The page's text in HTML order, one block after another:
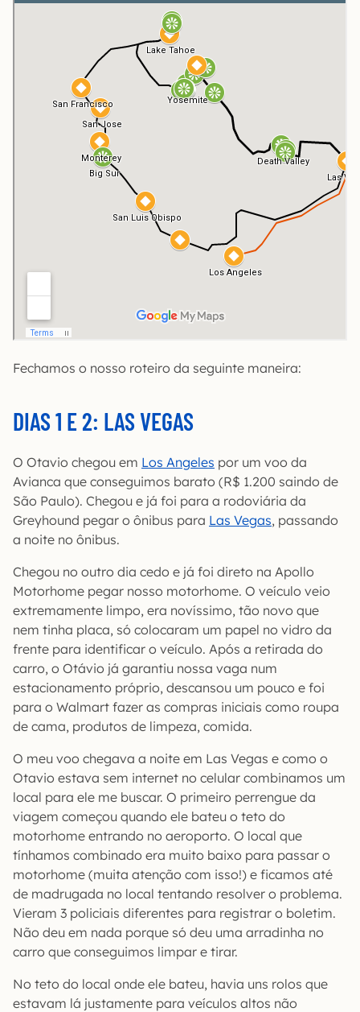
Fechamos o nosso roteiro da seguinte maneira:
DIAS 1 E 2: LAS VEGAS
O Otavio chegou em Los Angeles por um voo da
Avianca que conseguimos barato (R$ 1.200 saindo de
São Paulo). Chegou e já foi para a rodoviária da
Greyhound pegar o ônibus para Las Vegas, passando
a noite no ônibus.
Chegou no outro dia cedo e já foi direto na Apollo
Motorhome pegar nosso motorhome. O veículo veio
extremamente limpo, era novíssimo, tão novo que
nem tinha placa, só colocaram um papel no vidro da
frente para identificar o veículo. Após a retirada do
carro, o Otávio já garantiu nossa vaga num
estacionamento próprio, descansou um pouco e foi
para o Walmart fazer as compras iniciais como roupa
de cama, produtos de limpeza, comida.
O meu voo chegava a noite em Las Vegas e como o
Otavio estava sem internet no celular combinamos um
local para ele me buscar. O primeiro perrengue da
viagem começou quando ele bateu o teto do
motorhome entrando no aeroporto. O local que
tínhamos combinado era muito baixo para passar o
motorhome (muita atenção com isso!) e ficamos até
de madrugada no local tentando resolver o problema.
Vieram 3 policiais diferentes para registrar o boletim.
Não deu em nada porque só deu uma arradinha no
carro que conseguimos limpar e tirar.
No teto do local onde ele bateu, havia uns rolos que
estavam lá justamente para veículos altos não